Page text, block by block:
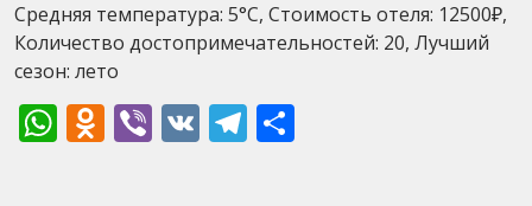
Средняя температура: 5°C, Стоимость отеля: 12500₽,
Количество достопримечательностей: 20, Лучший
сезон: лето
WhatsApp
Odnoklassniki
Viber
VK Telegram